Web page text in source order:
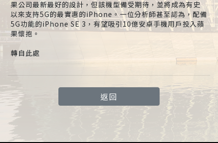
果公司最新最好的設計，但該機型備受期待，並將成為有史
以來支持5G的最實惠的iPhone。一位分析師甚至認為，配備
5G功能的iPhone SE 3，有望吸引10億安卓手機用戶投入蘋
果懷抱。
轉自此處
返回